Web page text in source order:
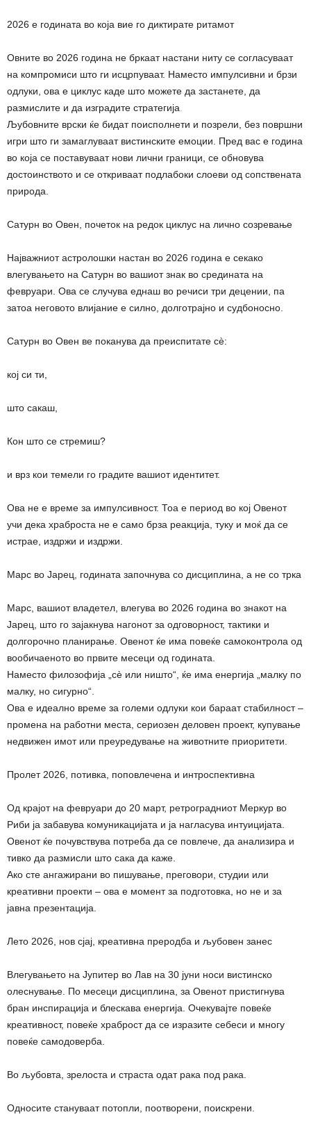
2026 е годината во која вие го диктирате ритамот
Овните во 2026 година не бркаат настани ниту се согласуваат
на компромиси што ги исцрпуваат. Наместо импулсивни и брзи
одлуки, ова е циклус каде што можете да застанете, да
размислите и да изградите стратегија.
Љубовните врски ќе бидат поисполнети и позрели, без површни
игри што ги замаглуваат вистинските емоции. Пред вас е година
во која се поставуваат нови лични граници, се обновува
достоинството и се откриваат подлабоки слоеви од сопствената
природа.
Сатурн во Овен, почеток на редок циклус на лично созревање
Најважниот астролошки настан во 2026 година е секако
влегувањето на Сатурн во вашиот знак во средината на
февруари. Ова се случува еднаш во речиси три децении, па
затоа неговото влијание е силно, долготрајно и судбоносно.
Сатурн во Овен ве поканува да преиспитате сè:
кој си ти,
што сакаш,
Кон што се стремиш?
и врз кои темели го градите вашиот идентитет.
Ова не е време за импулсивност. Тоа е период во кој Овенот
учи дека храброста не е само брза реакција, туку и моќ да се
истрае, издржи и издржи.
Марс во Јарец, годината започнува со дисциплина, а не со трка
Марс, вашиот владетел, влегува во 2026 година во знакот на
Јарец, што го зајакнува нагонот за одговорност, тактики и
долгорочно планирање. Овенот ќе има повеќе самоконтрола од
вообичаеното во првите месеци од годината.
Наместо филозофија „сè или ништо“, ќе има енергија „малку по
малку, но сигурно“.
Ова е идеално време за големи одлуки кои бараат стабилност –
промена на работни места, сериозен деловен проект, купување
недвижен имот или преуредување на животните приоритети.
Пролет 2026, потивка, поповлечена и интроспективна
Од крајот на февруари до 20 март, ретроградниот Меркур во
Риби ја забавува комуникацијата и ја нагласува интуицијата.
Овенот ќе почувствува потреба да се повлече, да анализира и
тивко да размисли што сака да каже.
Ако сте ангажирани во пишување, преговори, студии или
креативни проекти – ова е момент за подготовка, но не и за
јавна презентација.
Лето 2026, нов сјај, креативна преродба и љубовен занес
Влегувањето на Јупитер во Лав на 30 јуни носи вистинско
олеснување. По месеци дисциплина, за Овенот пристигнува
бран инспирација и блескава енергија. Очекувајте повеќе
креативност, повеќе храброст да се изразите себеси и многу
повеќе самодоверба.
Во љубовта, зрелоста и страста одат рака под рака.
Односите стануваат потопли, поотворени, поискрени.